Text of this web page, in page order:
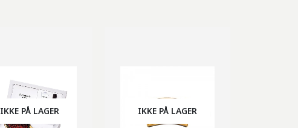
IKKE PÅ LAGER IKKE PÅ LAGER